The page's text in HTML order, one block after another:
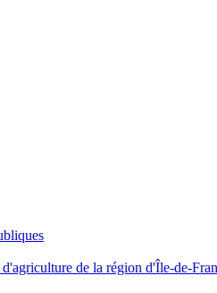
de la région d'Île-de-